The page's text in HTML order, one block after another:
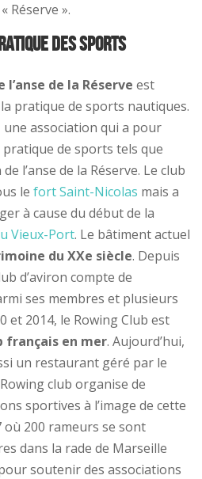
Réserve ».
des sports
l’anse de la Réserve est
pratique de sports nautiques.
une association qui a pour
de sports tels que
l’anse de la Réserve. Le club
le fort Saint-Nicolas mais a
à cause du début de la
Vieux-Port. Le bâtiment actuel
du XXe siècle. Depuis
d’aviron compte de
ses membres et plusieurs
et 2014, le Rowing Club est
en mer. Aujourd’hui,
un restaurant géré par le
club organise de
sportives à l’image de cette
où 200 rameurs se sont
dans la rade de Marseille
soutenir des associations